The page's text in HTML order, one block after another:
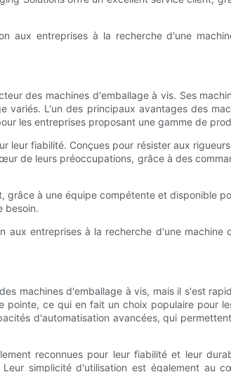
aux entreprises à la recherche d'une
des machines d'emballage à vis. Ses
variés. L'un des principaux avantages des
les entreprises proposant une gamme de
leur fiabilité. Conçues pour résister aux
de leurs préoccupations, grâce à des
à une équipe compétente et disponible
besoin.
aux entreprises à la recherche d'une
machines d'emballage à vis, mais il s'est
ce qui en fait un choix populaire pour
d'automatisation avancées, qui
reconnues pour leur fiabilité et leur
simplicité d'utilisation est également